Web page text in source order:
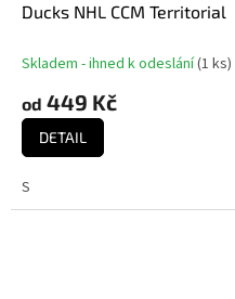
Ducks NHL CCM Territorial
Skladem - ihned k odeslání(1 ks)
od 449 Kč
DETAIL
S